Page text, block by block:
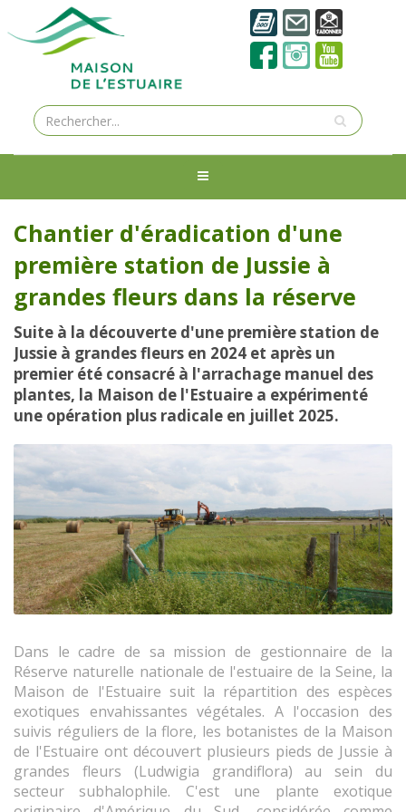
Chantier d'éradication d'une
première station de Jussie à
grandes fleurs dans la réserve
Suite à la découverte d'une première station de
Jussie à grandes fleurs en 2024 et après un
premier été consacré à l'arrachage manuel des
plantes, la Maison de l'Estuaire a expérimenté
une opération plus radicale en juillet 2025.
Dans le cadre de sa mission de gestionnaire de la
Réserve naturelle nationale de l'estuaire de la Seine, la
Maison de l'Estuaire suit la répartition des espèces
exotiques envahissantes végétales. A l'occasion des
suivis réguliers de la flore, les botanistes de la Maison
de l'Estuaire ont découvert plusieurs pieds de Jussie à
grandes fleurs (Ludwigia grandiflora) au sein du
secteur subhalophile. C'est une plante exotique